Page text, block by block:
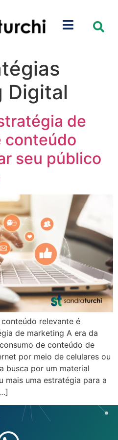
Digital
de
conteúdo
seu público
relevante é
de marketing A era da
de conteúdo de
por meio de celulares ou
busca por um material
mais uma estratégia para a